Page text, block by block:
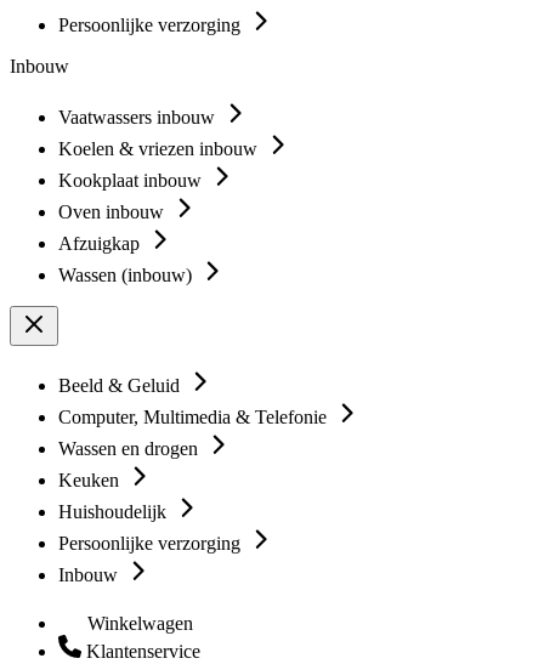
Persoonlijke verzorging
Inbouw
Vaatwassers inbouw
Koelen & vriezen inbouw
Kookplaat inbouw
Oven inbouw
Afzuigkap
Wassen (inbouw)
Beeld & Geluid
Computer, Multimedia & Telefonie
Wassen en drogen
Keuken
Huishoudelijk
Persoonlijke verzorging
Inbouw
Winkelwagen
Klantenservice